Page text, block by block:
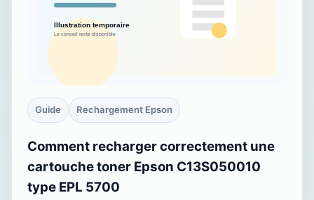
Guide Rechargement Epson
Comment recharger correctement une
cartouche toner Epson C13S050010
type EPL 5700